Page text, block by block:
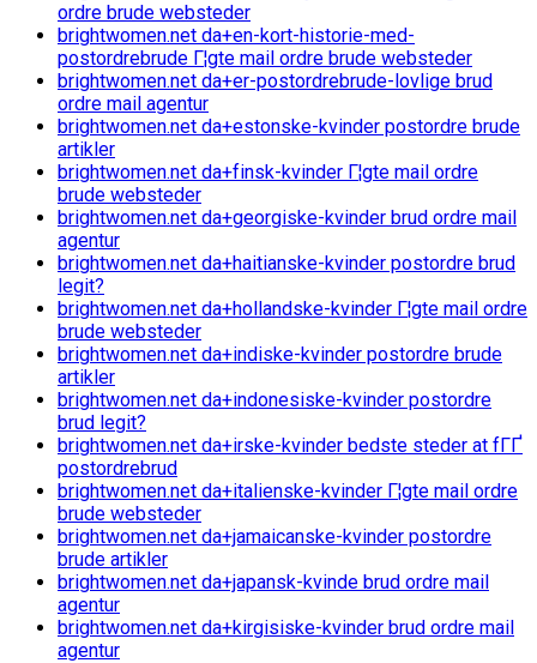
ordre brude websteder
brightwomen.net da+en-kort-historie-med-
postordrebrude Г¦gte mail ordre brude websteder
brightwomen.net da+er-postordrebrude-lovlige brud
ordre mail agentur
brightwomen.net da+estonske-kvinder postordre brude
artikler
brightwomen.net da+finsk-kvinder Г¦gte mail ordre
brude websteder
brightwomen.net da+georgiske-kvinder brud ordre mail
agentur
brightwomen.net da+haitianske-kvinder postordre brud
legit?
brightwomen.net da+hollandske-kvinder Г¦gte mail ordre
brude websteder
brightwomen.net da+indiske-kvinder postordre brude
artikler
brightwomen.net da+indonesiske-kvinder postordre
brud legit?
brightwomen.net da+irske-kvinder bedste steder at fГҐ
postordrebrud
brightwomen.net da+italienske-kvinder Г¦gte mail ordre
brude websteder
brightwomen.net da+jamaicanske-kvinder postordre
brude artikler
brightwomen.net da+japansk-kvinde brud ordre mail
agentur
brightwomen.net da+kirgisiske-kvinder brud ordre mail
agentur